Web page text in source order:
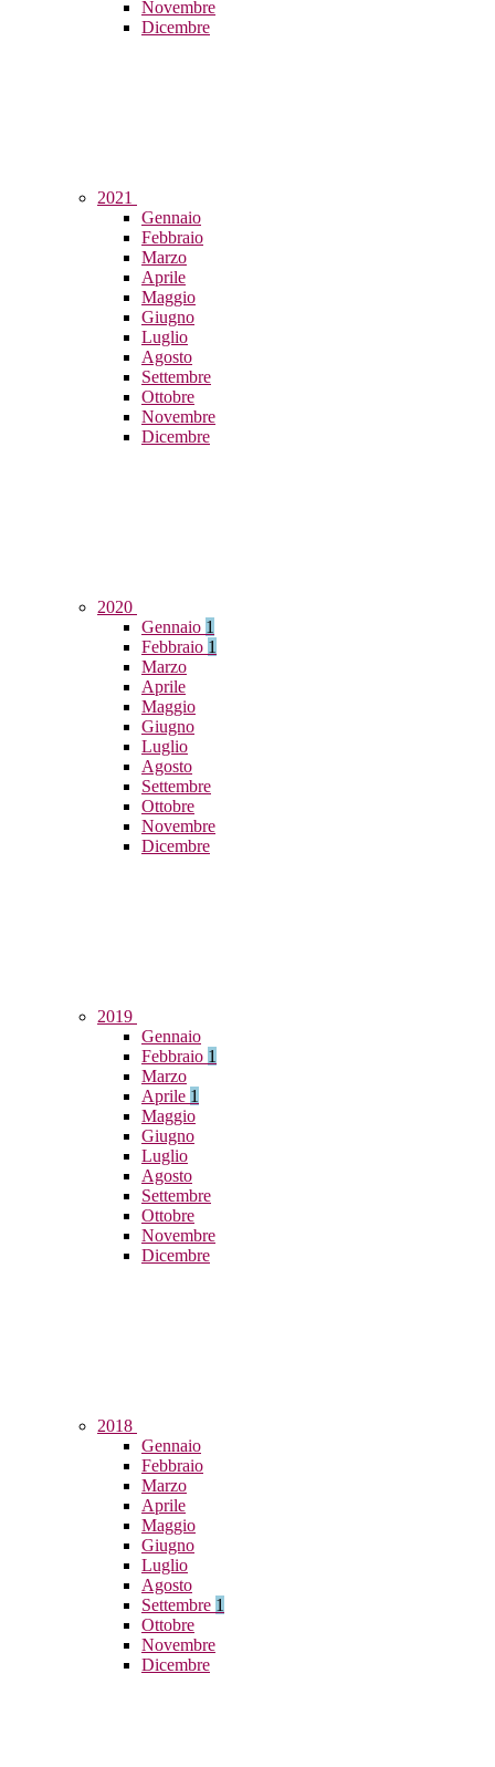
Novembre
Dicembre
2021
Gennaio
Febbraio
Marzo
Aprile
Maggio
Giugno
Luglio
Agosto
Settembre
Ottobre
Novembre
Dicembre
2020
Gennaio 1
Febbraio 1
Marzo
Aprile
Maggio
Giugno
Luglio
Agosto
Settembre
Ottobre
Novembre
Dicembre
2019
Gennaio
Febbraio 1
Marzo
Aprile 1
Maggio
Giugno
Luglio
Agosto
Settembre
Ottobre
Novembre
Dicembre
2018
Gennaio
Febbraio
Marzo
Aprile
Maggio
Giugno
Luglio
Agosto
Settembre 1
Ottobre
Novembre
Dicembre